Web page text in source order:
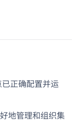
正确配置并运
地管理和组织集